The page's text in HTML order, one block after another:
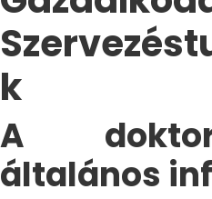
k
A
általános